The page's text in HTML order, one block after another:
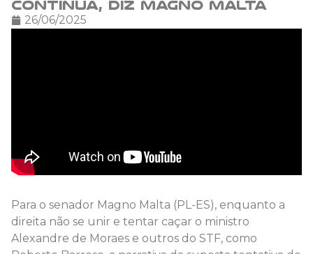
continua, diz Magno Malta
26/06/2025
Para o senador Magno Malta (PL-ES), enquanto a
direita não se unir e tentar caçar o ministro
Alexandre de Moraes e outros do STF, como